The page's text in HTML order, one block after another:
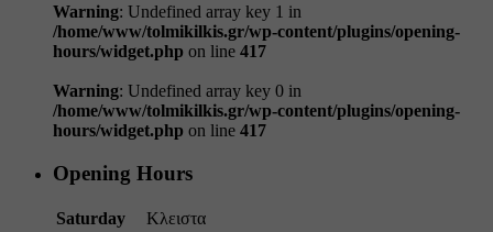
Warning: Undefined array key 1 in
/home/www/tolmikilkis.gr/wp-content/plugins/opening-
hours/widget.php on line 417
Warning: Undefined array key 0 in
/home/www/tolmikilkis.gr/wp-content/plugins/opening-
hours/widget.php on line 417
Opening Hours
Saturday
Κλειστα